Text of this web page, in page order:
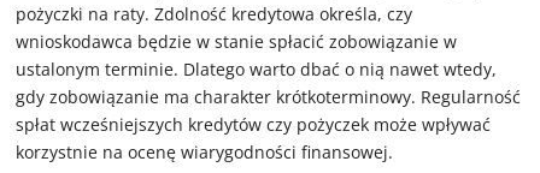
pożyczki na raty. Zdolność kredytowa określa, czy
wnioskodawca będzie w stanie spłacić zobowiązanie w
ustalonym terminie. Dlatego warto dbać o nią nawet wtedy,
gdy zobowiązanie ma charakter krótkoterminowy. Regularność
spłat wcześniejszych kredytów czy pożyczek może wpływać
korzystnie na ocenę wiarygodności finansowej.